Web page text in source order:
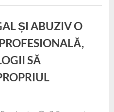
ȘI ABUZIV O
SĂ